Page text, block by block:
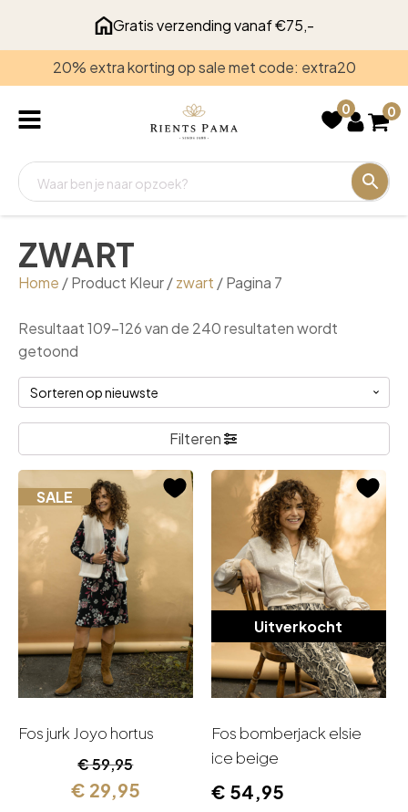
Gratis verzending vanaf €75,-
20% extra korting op sale met code: extra20
0 0
ZWART
Home / Product Kleur /zwart / Pagina 7
Resultaat 109–126 van de 240 resultaten wordt
getoond
op
nieuwste
Filteren
SALE
Fos jurk Joyo hortus
€59,95
Oorspronkelijke
prijs
€ 29,95
Huidige
prijs
Uitverkocht
Fos bomberjack elsie
ice beige
€ 54,95
Recent